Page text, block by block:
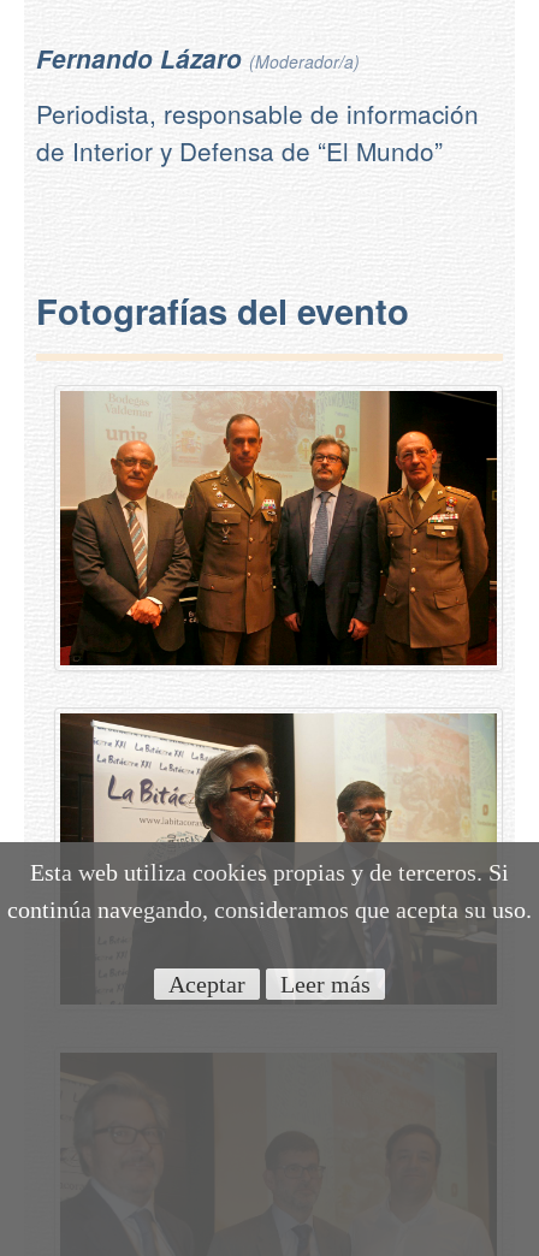
Fernando Lázaro (Moderador/a)
Periodista, responsable de información
de Interior y Defensa de “El Mundo”
Fotografías del evento
Esta web utiliza cookies propias y de terceros. Si
continúa navegando, consideramos que acepta su uso.
Aceptar Leer más